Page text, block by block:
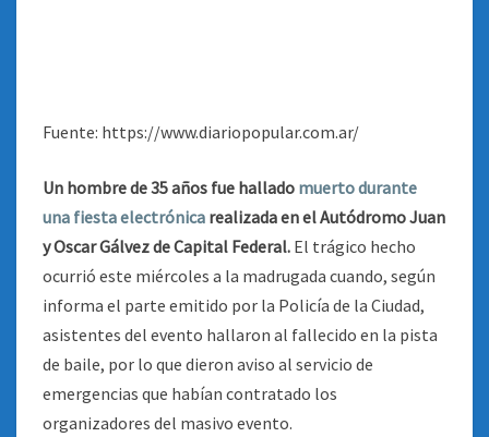
Fuente: https://www.diariopopular.com.ar/
Un hombre de 35 años fue hallado muerto durante
una fiesta electrónica realizada en el Autódromo Juan
y Oscar Gálvez de Capital Federal. El trágico hecho
ocurrió este miércoles a la madrugada cuando, según
informa el parte emitido por la Policía de la Ciudad,
asistentes del evento hallaron al fallecido en la pista
de baile, por lo que dieron aviso al servicio de
emergencias que habían contratado los
organizadores del masivo evento.